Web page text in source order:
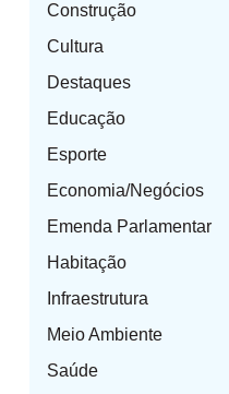
Construção
Cultura
Destaques
Educação
Esporte
Economia/Negócios
Emenda Parlamentar
Habitação
Infraestrutura
Meio Ambiente
Saúde